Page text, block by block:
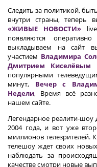
Следить за политикой,
внутри страны, теперь
«ЖИВЫЕ НОВОСТИ»
появляются
выкладываем на сайт
участием Владимира
Дмитрием Киселёвым
популярными
минут, Вечер с
Недели, Время всё
нашем сайте.
Легендарное реалити-
2004 года, и вот уже
миллионов телезрителей.
телешоу ждет своих
наблюдать за
качестве смотри новые